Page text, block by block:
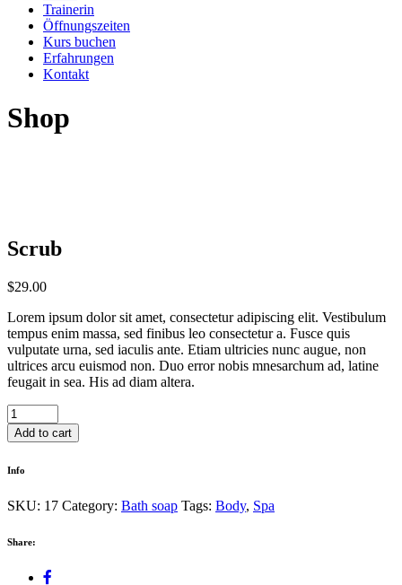
Trainerin
Öffnungszeiten
Kurs buchen
Erfahrungen
Kontakt
Shop
Scrub
$29.00
Lorem ipsum dolor sit amet, consectetur adipiscing elit. Vestibulum
tempus enim massa, sed finibus leo consectetur a. Fusce quis
vulputate urna, sed iaculis ante. Etiam ultricies nunc augue, non
ultrices arcu euismod non. Duo error nobis mnesarchum ad, latine
feugait in sea. His ad diam altera.
Scrub
quantity
Add to cart
Info
SKU: 17 Category: Bath soap Tags: Body, Spa
Share: